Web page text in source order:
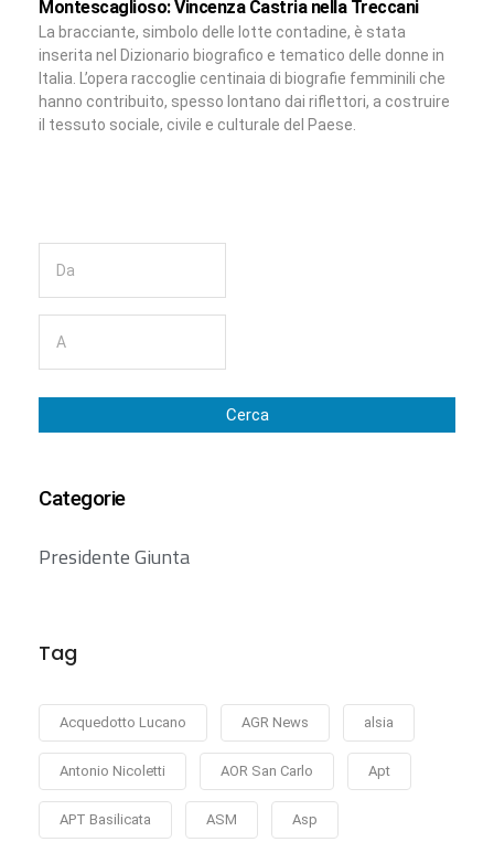
Montescaglioso: Vincenza Castria nella Treccani
La bracciante, simbolo delle lotte contadine, è stata
inserita nel Dizionario biografico e tematico delle donne in
Italia. L’opera raccoglie centinaia di biografie femminili che
hanno contribuito, spesso lontano dai riflettori, a costruire
il tessuto sociale, civile e culturale del Paese.
Cerca
Categorie
Presidente Giunta
Tag
Acquedotto Lucano AGR News alsia
Antonio Nicoletti AOR San Carlo Apt
APT Basilicata ASM Asp